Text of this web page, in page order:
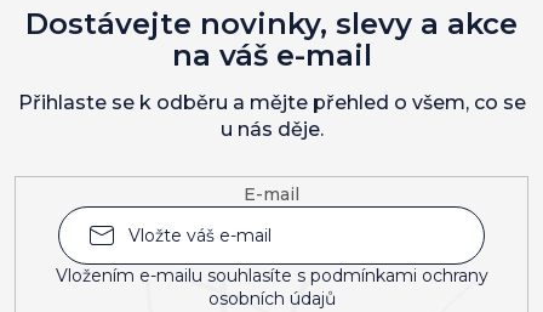
E-mail
Vložením e-mailu souhlasíte s podmínkami ochrany
osobních údajů
Dostávejte novinky, slevy a akce
na váš e-mail
Přihlaste se k odběru a mějte přehled o všem, co se
u nás děje.